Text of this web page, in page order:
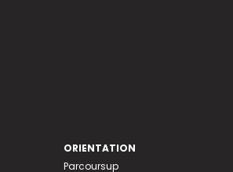
ORIENTATION
Parcoursup